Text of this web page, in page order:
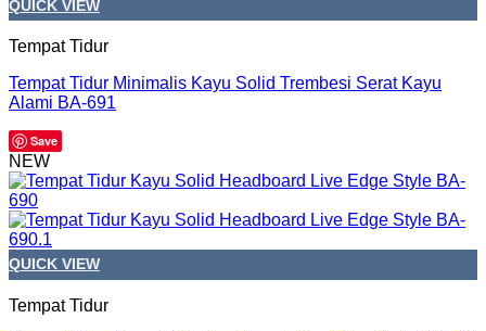
QUICK VIEW
Tempat Tidur
Tempat Tidur Minimalis Kayu Solid Trembesi Serat Kayu
Alami BA-691
Save
NEW
QUICK VIEW
Tempat Tidur